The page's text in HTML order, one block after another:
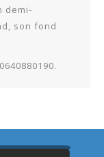
demi-
son fond